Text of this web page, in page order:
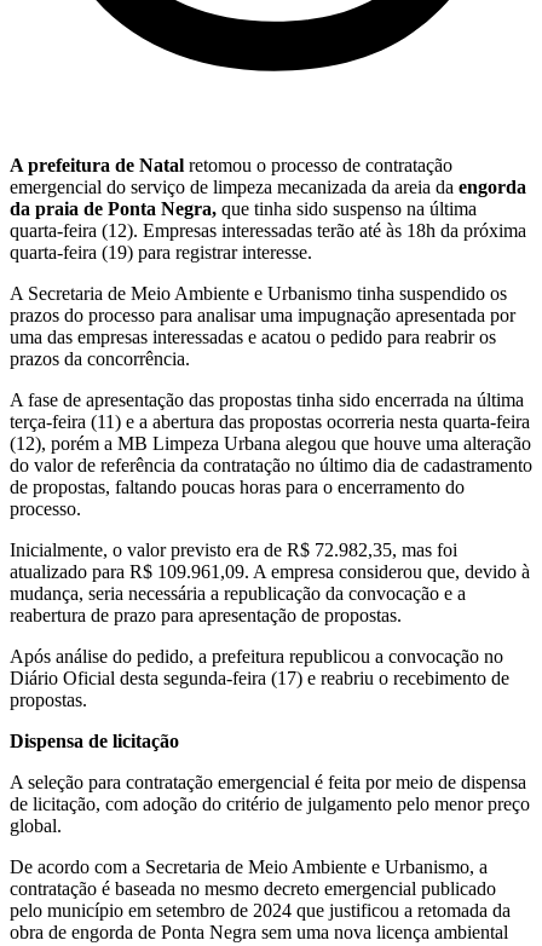
A prefeitura de Natal retomou o processo de contratação
emergencial do serviço de limpeza mecanizada da areia da engorda
da praia de Ponta Negra, que tinha sido suspenso na última
quarta-feira (12). Empresas interessadas terão até às 18h da próxima
quarta-feira (19) para registrar interesse.
A Secretaria de Meio Ambiente e Urbanismo tinha suspendido os
prazos do processo para analisar uma impugnação apresentada por
uma das empresas interessadas e acatou o pedido para reabrir os
prazos da concorrência.
A fase de apresentação das propostas tinha sido encerrada na última
terça-feira (11) e a abertura das propostas ocorreria nesta quarta-feira
(12), porém a MB Limpeza Urbana alegou que houve uma alteração
do valor de referência da contratação no último dia de cadastramento
de propostas, faltando poucas horas para o encerramento do
processo.
Inicialmente, o valor previsto era de R$ 72.982,35, mas foi
atualizado para R$ 109.961,09. A empresa considerou que, devido à
mudança, seria necessária a republicação da convocação e a
reabertura de prazo para apresentação de propostas.
Após análise do pedido, a prefeitura republicou a convocação no
Diário Oficial desta segunda-feira (17) e reabriu o recebimento de
propostas.
Dispensa de licitação
A seleção para contratação emergencial é feita por meio de dispensa
de licitação, com adoção do critério de julgamento pelo menor preço
global.
De acordo com a Secretaria de Meio Ambiente e Urbanismo, a
contratação é baseada no mesmo decreto emergencial publicado
pelo município em setembro de 2024 que justificou a retomada da
obra de engorda de Ponta Negra sem uma nova licença ambiental